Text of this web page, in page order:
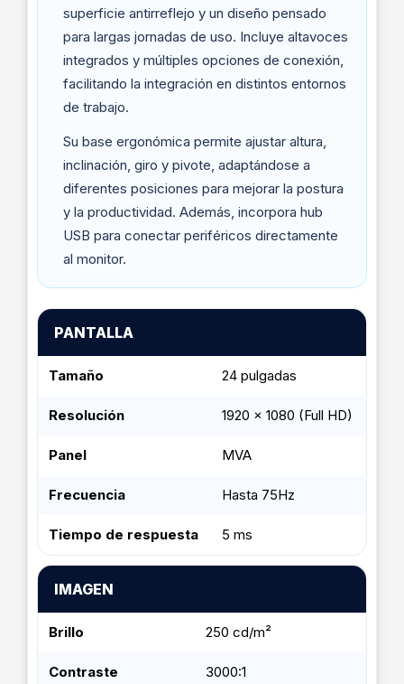
superficie antirreflejo y un diseño pensado
para largas jornadas de uso. Incluye altavoces
integrados y múltiples opciones de conexión,
facilitando la integración en distintos entornos
de trabajo.
Su base ergonómica permite ajustar altura,
inclinación, giro y pivote, adaptándose a
diferentes posiciones para mejorar la postura
y la productividad. Además, incorpora hub
USB para conectar periféricos directamente
al monitor.
PANTALLA
Tamaño 24 pulgadas
Resolución 1920 x 1080 (Full HD)
Panel MVA
Frecuencia Hasta 75Hz
Tiempo de respuesta 5 ms
IMAGEN
Brillo 250 cd/m²
Contraste 3000:1